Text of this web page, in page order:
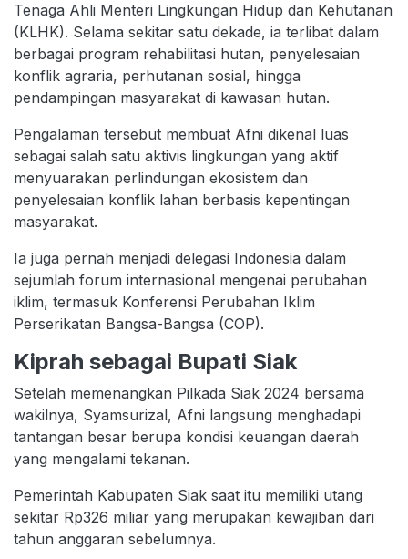
Tenaga Ahli Menteri Lingkungan Hidup dan Kehutanan
(KLHK). Selama sekitar satu dekade, ia terlibat dalam
berbagai program rehabilitasi hutan, penyelesaian
konflik agraria, perhutanan sosial, hingga
pendampingan masyarakat di kawasan hutan.
Pengalaman tersebut membuat Afni dikenal luas
sebagai salah satu aktivis lingkungan yang aktif
menyuarakan perlindungan ekosistem dan
penyelesaian konflik lahan berbasis kepentingan
masyarakat.
Ia juga pernah menjadi delegasi Indonesia dalam
sejumlah forum internasional mengenai perubahan
iklim, termasuk Konferensi Perubahan Iklim
Perserikatan Bangsa-Bangsa (COP).
Kiprah sebagai Bupati Siak
Setelah memenangkan Pilkada Siak 2024 bersama
wakilnya, Syamsurizal, Afni langsung menghadapi
tantangan besar berupa kondisi keuangan daerah
yang mengalami tekanan.
Pemerintah Kabupaten Siak saat itu memiliki utang
sekitar Rp326 miliar yang merupakan kewajiban dari
tahun anggaran sebelumnya.